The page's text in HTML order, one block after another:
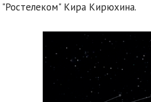
"Ростелеком" Кира Кирюхина.